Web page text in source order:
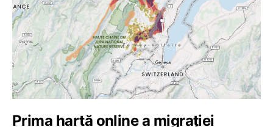
Prima hartă online a migrației